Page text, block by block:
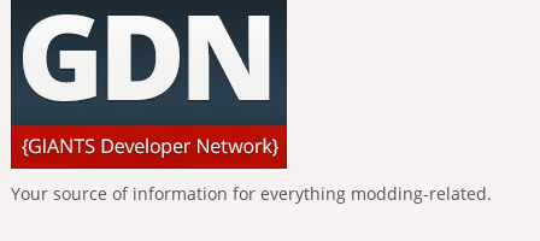
Your source of information for everything modding-related.